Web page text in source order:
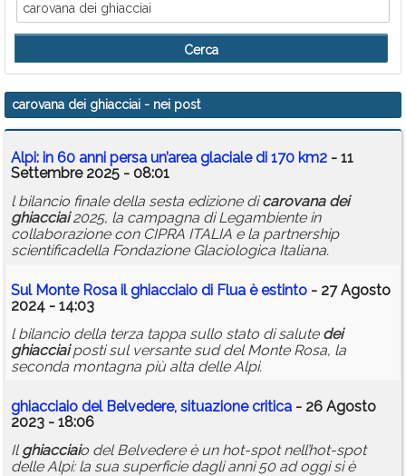
Eventi
Info Utili
Rubriche
Calendario
Annunci
carovana dei ghiacciai - nei post
Alpi: in 60 anni persa un’area glaciale di 170 km2 - 11
Settembre 2025 - 08:01
l bilancio finale della sesta edizione dicarovana dei
ghiacciai2025, la campagna di Legambiente in
collaborazione con CIPRA ITALIA e la partnership
scientificadella Fondazione Glaciologica Italiana.
Sul Monte Rosa ilghiacciaio di Flua è estinto - 27 Agosto
2024 - 14:03
l bilancio della terza tappa sullo stato di salute dei
ghiacciaiposti sul versante sud del Monte Rosa, la
seconda montagna più alta delle Alpi.
ghiacciaio del Belvedere, situazione critica - 26 Agosto
2023 - 18:06
Ilghiacciaio del Belvedere è un hot-spot nell’hot-spot
delle Alpi: la sua superficie dagli anni 50 ad oggi si è